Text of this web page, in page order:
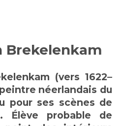
Brekelenkam
(vers 1622–
néerlandais du
pour ses scènes de
Élève probable de